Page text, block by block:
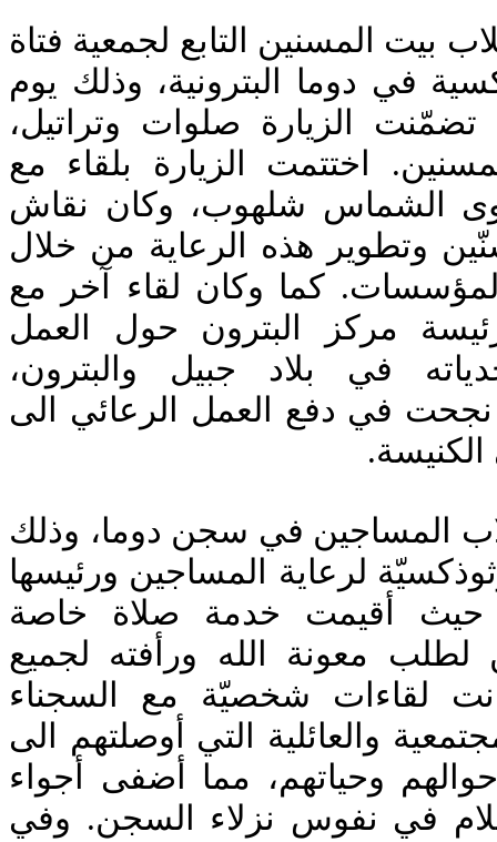
بيت المسنين التابع لجمعية فتاة
في دوما البترونية، وذلك يوم
4 نيسان 2025. تضمّنت الزيارة صلوات وتراتيل،
اختتمت الزيارة بلقاء مع
الشماس شلهوب، وكان نقاش
وتطوير هذه الرعاية من خلال
كما وكان لقاء آخر مع
مركز البترون حول العمل
في بلاد جبيل والبترون،
نجحت في دفع العمل الرعائي الى
المساجين في سجن دوما، وذلك
لرعاية المساجين ورئيسها
حيث أقيمت خدمة صلاة خاصة
معونة الله ورأفته لجميع
لقاءات شخصيّة مع السجناء
والعائلية التي أوصلتهم الى
وحياتهم، مما أضفى أجواء
في نفوس نزلاء السجن. وفي